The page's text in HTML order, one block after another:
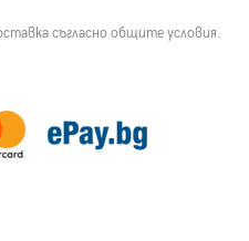
съгласно общите условия.